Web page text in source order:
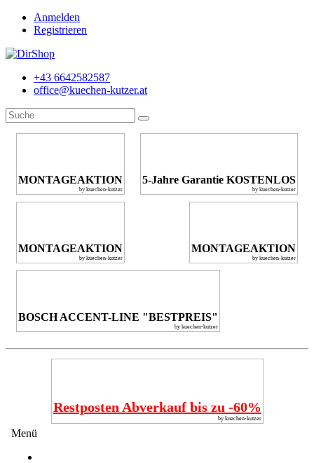
Anmelden
Registrieren
+43 6642582587
office@kuechen-kutzer.at
MONTAGEAKTION
by kuechen-kutzer
5-Jahre Garantie KOSTENLOS
by kuechen-kutzer
MONTAGEAKTION
by kuechen-kutzer
MONTAGEAKTION
by kuechen-kutzer
BOSCH ACCENT-LINE "BESTPREIS"
by kuechen-kutzer
Restposten Abverkauf bis zu -60%
by kuechen-kutzer
Menü